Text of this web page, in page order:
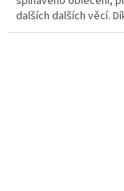
dalších dalších věcí.